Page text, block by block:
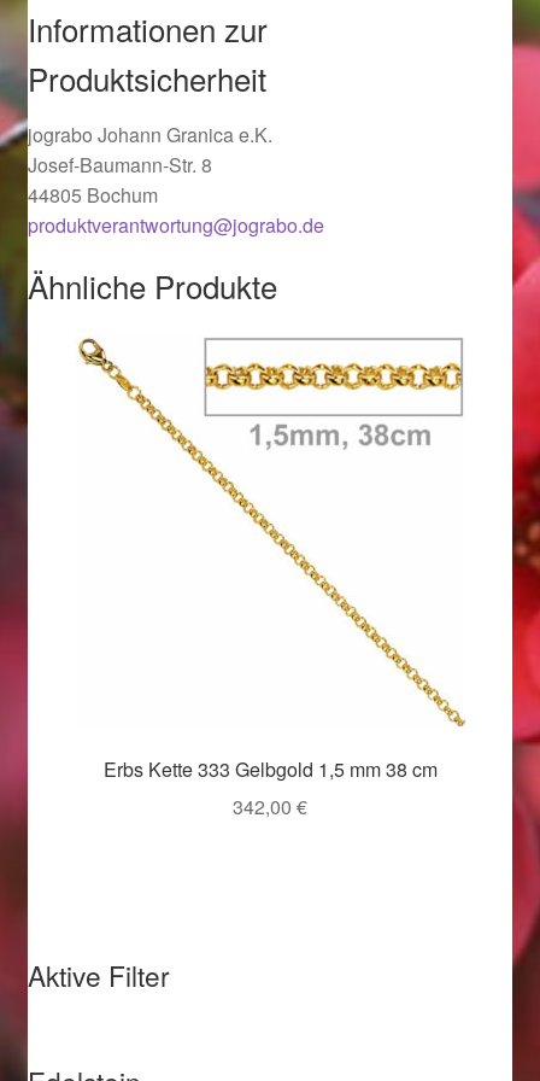
Ostergeschenke finden für Ostern 2019
Ostergeschenke finden für Ostern 2020
Ostergeschenke finden für Ostern 2021
Ostergeschenke finden für Ostern 2022
Partner
Weihnachtsangebote 2017
Informationen zur
Produktsicherheit
jograbo Johann Granica e.K.
Josef-Baumann-Str. 8
44805 Bochum
produktverantwortung@jograbo.de
Ähnliche Produkte
Erbs Kette 333 Gelbgold 1,5 mm 38 cm
342,00 €
Aktive Filter